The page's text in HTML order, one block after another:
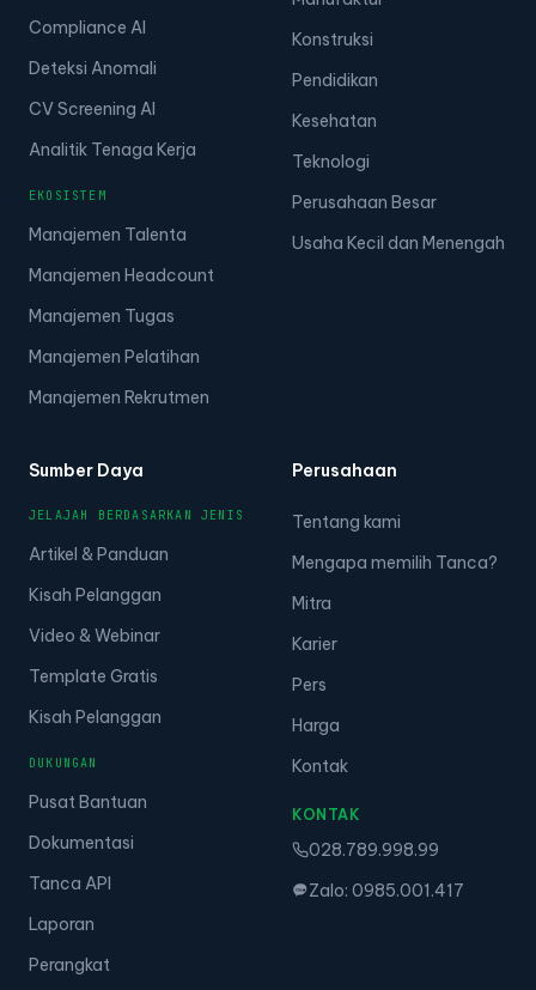
Compliance AI
Deteksi Anomali
CV Screening AI
Analitik Tenaga Kerja
EKOSISTEM
Manajemen Talenta
Manajemen Headcount
Manajemen Tugas
Manajemen Pelatihan
Manajemen Rekrutmen
Konstruksi
Pendidikan
Kesehatan
Teknologi
Perusahaan Besar
Usaha Kecil dan Menengah
Sumber Daya
JELAJAH BERDASARKAN JENIS
Artikel & Panduan
Kisah Pelanggan
Video & Webinar
Template Gratis
Kisah Pelanggan
DUKUNGAN
Pusat Bantuan
Dokumentasi
Tanca API
Laporan
Perangkat
Perusahaan
Tentang kami
Mengapa memilih Tanca?
Mitra
Karier
Pers
Harga
Kontak
KONTAK
028.789.998.99
Zalo: 0985.001.417